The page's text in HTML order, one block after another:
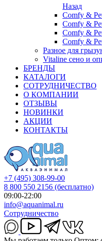
Назад
Comfy &
Comfy &
Comfy &
Comfy &
Разное для
Vitaline сено и
БРЕНДЫ
КАТАЛОГИ
СОТРУДНИЧЕСТВО
О КОМПАНИИ
ОТЗЫВЫ
НОВИНКИ
АКЦИИ
КОНТАКТЫ
+7 (495) 308-99-00
8 800 550 2156 (бесплатно)
09:00-22:00
info@aquanimal.ru
Сотрудничество